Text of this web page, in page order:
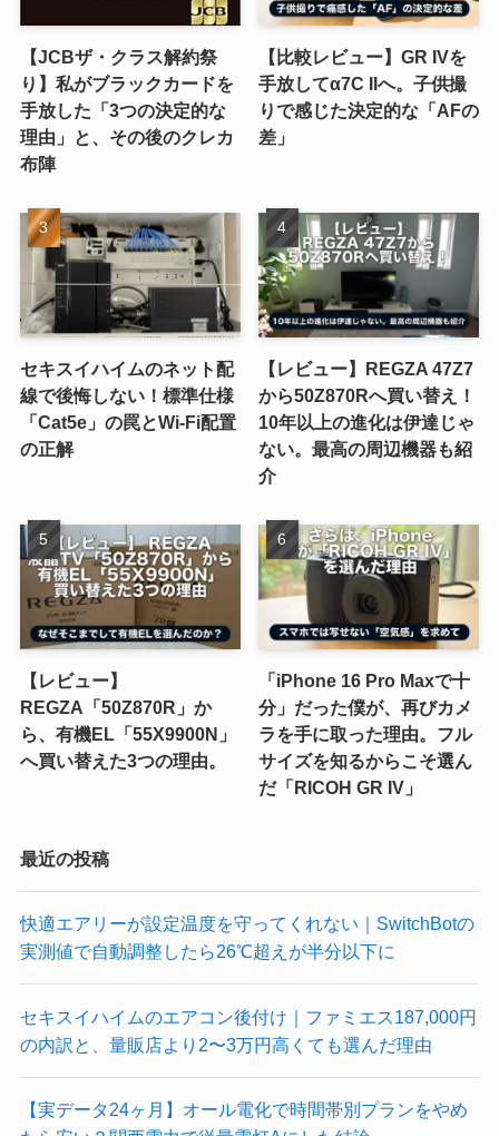
【JCBザ・クラス解約祭
り】私がブラックカードを
手放した「3つの決定的な
理由」と、その後のクレカ
布陣
【比較レビュー】GR IVを
手放してα7C IIへ。子供撮
りで感じた決定的な「AFの
差」
セキスイハイムのネット配
線で後悔しない！標準仕様
「Cat5e」の罠とWi-Fi配置
の正解
【レビュー】REGZA 47Z7
から50Z870Rへ買い替え！
10年以上の進化は伊達じゃ
ない。最高の周辺機器も紹
介
【レビュー】
REGZA「50Z870R」か
ら、有機EL「55X9900N」
へ買い替えた3つの理由。
「iPhone 16 Pro Maxで十
分」だった僕が、再びカメ
ラを手に取った理由。フル
サイズを知るからこそ選ん
だ「RICOH GR IV」
最近の投稿
快適エアリーが設定温度を守ってくれない｜SwitchBotの
実測値で自動調整したら26℃超えが半分以下に
セキスイハイムのエアコン後付け｜ファミエス187,000円
の内訳と、量販店より2〜3万円高くても選んだ理由
【実データ24ヶ月】オール電化で時間帯別プランをやめ